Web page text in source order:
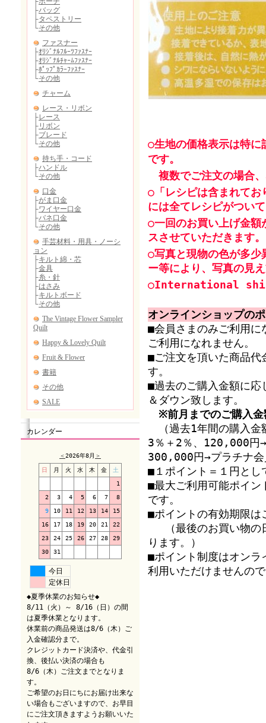
カレンダー
＜2026年8月 ＞
日 月 火 水 木 金 土
1
2 3 4 5 6 7 8
9 10 11 12 13 14 15
16 17 18 19 20 21 22
23 24 25 26 27 28 29
30 31
今日
定休日
◆夏季休業のお知らせ◆
8/11（火）～ 8/16（日）の間
は夏季休業となります。
休業前の商品発送は8/6（木）ご
入金確認分まで。
クレジットカード決済や、代金引
換、後払い決済の場合も
8/6（木）ご注文までとなりま
す。
ご希望のお日にちにお届け出来な
い場合もございますので、お早目
にご注文頂きますようお願いいた
○生地の価格表示は特に
です。
複数でご注文の場合
○「レシピは含まれてお
には全てレシピがつい
○一回のお買い上げ金
スさせていただきます。
○写真と現物の色が多少
ー等により、写真の見
○International
オンラインショップの
■会員さまのみご利用に
ご利用になれません。
■ご注文を頂いた商品代
す。
■過去のご購入金額に応
＆ダウン致します。
※前月までのご購入
（過去1年間の購入
3％＋2％、120,000円
300,000円→プラチナ会
■１ポイント＝１円とし
■最大ご利用可能ポイン
です。
■ポイントの有効期限は
（最後のお買い物の
ります。）
■ポイント制度はオン
利用いただけませんの